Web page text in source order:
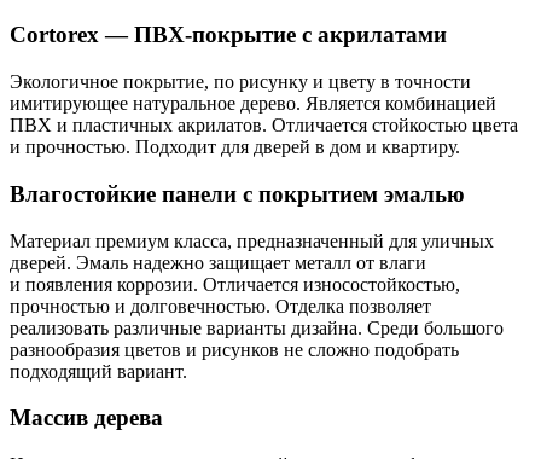
Cortorex — ПВХ-покрытие с акрилатами
Экологичное покрытие, по рисунку и цвету в точности
имитирующее натуральное дерево. Является комбинацией
ПВХ и пластичных акрилатов. Отличается стойкостью цвета
и прочностью. Подходит для дверей в дом и квартиру.
Влагостойкие панели с покрытием эмалью
Материал премиум класса, предназначенный для уличных
дверей. Эмаль надежно защищает металл от влаги
и появления коррозии. Отличается износостойкостью,
прочностью и долговечностью. Отделка позволяет
реализовать различные варианты дизайна. Среди большого
разнообразия цветов и рисунков не сложно подобрать
подходящий вариант.
Массив дерева